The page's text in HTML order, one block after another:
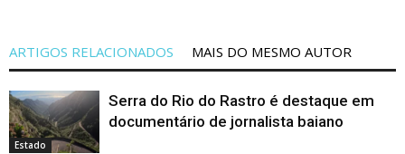
ARTIGOS RELACIONADOS MAIS DO MESMO AUTOR
Estado
Serra do Rio do Rastro é destaque em
documentário de jornalista baiano